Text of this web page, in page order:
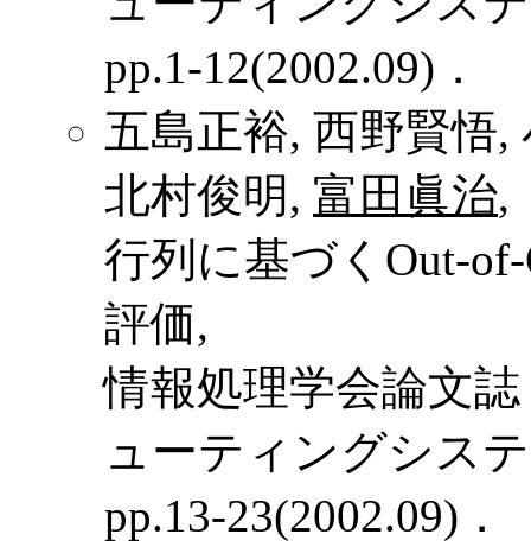
pp.1-12(2002.09)．
五島正裕, 西野賢悟,
北村俊明, 富田眞治,
行列に基づくOut-
評価,
情報処理学会論文
ューティングシス
pp.13-23(2002.09)．